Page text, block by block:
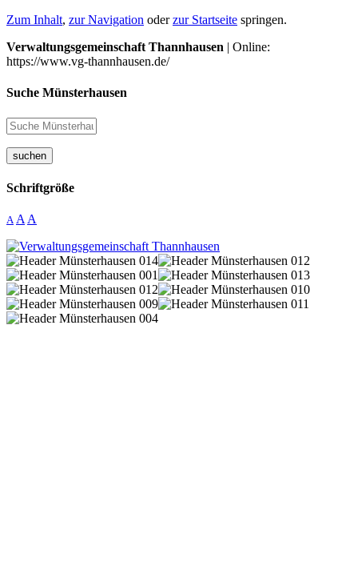
Zum Inhalt, zur Navigation oderzur Startseite springen.
Verwaltungsgemeinschaft Thannhausen | Online:
https://www.vg-thannhausen.de/
Suche Münsterhausen
suchen
Schriftgröße
A A A